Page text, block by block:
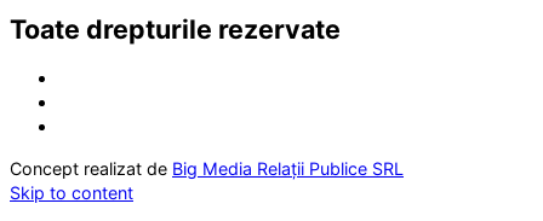
Toate drepturile rezervate
Concept realizat de Big Media Relații Publice SRL
Skip to content